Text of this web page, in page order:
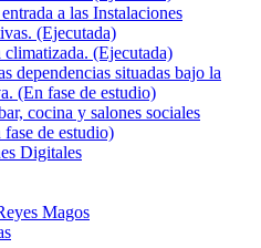
a las Instalaciones
(Ejecutada)
climatizada. (Ejecutada)
dependencias situadas bajo la
(En fase de estudio)
cocina y salones sociales
de estudio)
Digitales
Magos